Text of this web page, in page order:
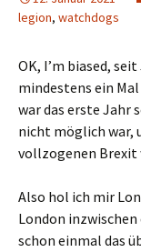
legion, watchdogs
OK, I’m biased,
mindestens ein
war das erste Jahr
nicht möglich war,
vollzogenen
Also hol ich mir
London
schon einmal das